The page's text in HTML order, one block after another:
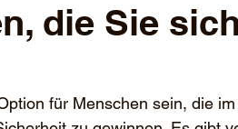
die Sie sich
für Menschen sein, die